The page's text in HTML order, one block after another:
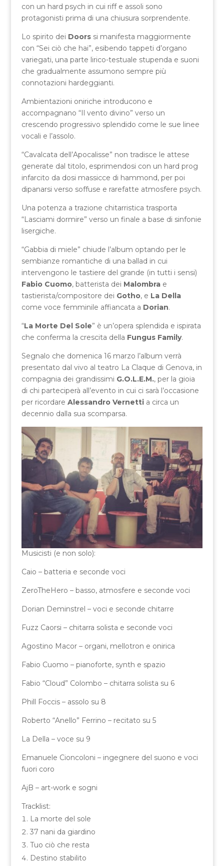
con un hard psych in cui riff e assoli sono
protagonisti prima di una chiusura sorprendente.
Lo spirito dei Doorssi manifesta maggiormente
con “Sei ciò che hai”, esibendo tappeti d’organo
variegati, una parte lirico-testuale stupenda e suoni
che gradualmente assumono sempre più
connotazioni hardeggianti.
Ambientazioni oniriche introducono e
accompagnano “Il vento divino” verso un
crescendo progressivo splendido come le sue linee
vocali e l’assolo.
“Cavalcata dell’Apocalisse” non tradisce le attese
generate dal titolo, esprimendosi con un hard prog
infarcito da dosi massicce di hammond, per poi
dipanarsi verso soffuse e rarefatte atmosfere psych.
Una potenza a trazione chitarristica trasporta
“Lasciami dormire” verso un finale a base di sinfonie
lisergiche.
“Gabbia di miele” chiude l’album optando per le
sembianze romantiche di una ballad in cui
intervengono le tastiere del grande (in tutti i sensi)
Fabio Cuomo, batterista dei Malombrae
tastierista/compositore dei Gotho, e La Della
come voce femminile affiancata a Dorian.
“La Morte Del Sole” è un’opera splendida e ispirata
che conferma la crescita della Fungus Family.
Segnalo che domenica 16 marzo l’album verrà
presentato dal vivo al teatro La Claque di Genova, in
compagnia dei grandissimi G.O.L.E.M., per la gioia
di chi parteciperà all’evento in cui ci sarà l’occasione
per ricordare Alessandro Vernettia circa un
decennio dalla sua scomparsa.
Musicisti (e non solo):
Caio – batteria e seconde voci
ZeroTheHero – basso, atmosfere e seconde voci
Dorian Deminstrel – voci e seconde chitarre
Fuzz Caorsi – chitarra solista e seconde voci
Agostino Macor – organi, mellotron e onirica
Fabio Cuomo – pianoforte, synth e spazio
Fabio “Cloud” Colombo – chitarra solista su 6
Phill Foccis – assolo su 8
Roberto “Anello” Ferrino – recitato su 5
La Della – voce su 9
Emanuele Cioncoloni – ingegnere del suono e voci
fuori coro
AjB – art-work e sogni
Tracklist:
La morte del sole
37 nani da giardino
Tuo ciò che resta
Destino stabilito